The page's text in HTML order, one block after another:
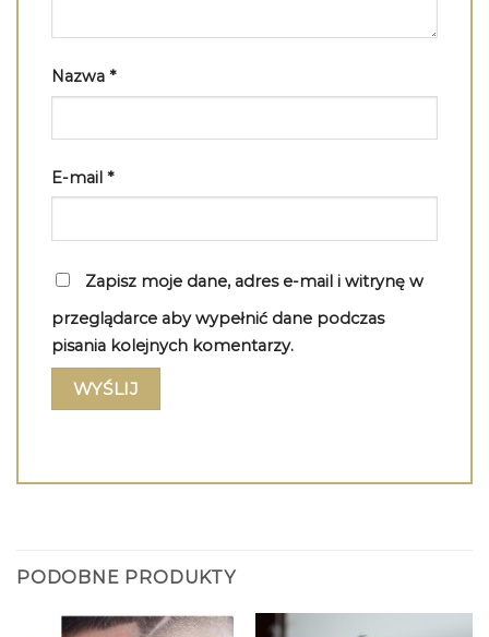
Nazwa *
E-mail *
Zapisz moje dane, adres e-mail i witrynę w
przeglądarce aby wypełnić dane podczas
pisania kolejnych komentarzy.
PODOBNE PRODUKTY